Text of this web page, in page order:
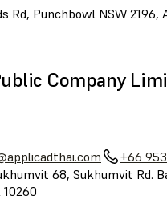
Rd, Punchbowl NSW 2196,
Company
+66
68, Sukhumvit Rd.